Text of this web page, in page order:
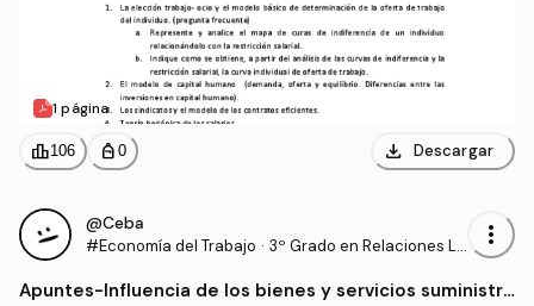
1 página
leaderboard106 personal_bag 0 download Descargar
@Ceba
#Economía del Trabajo · 3º Grado en Relaciones La
os (UCO)
more_vert
Apuntes-Influencia de los bienes y servicios suministra